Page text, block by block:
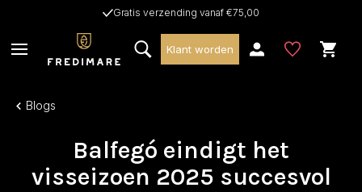
Gratis verzending vanaf €75,00
Klant worden
Blogs
Balfegó eindigt het
visseizoen 2025 succesvol